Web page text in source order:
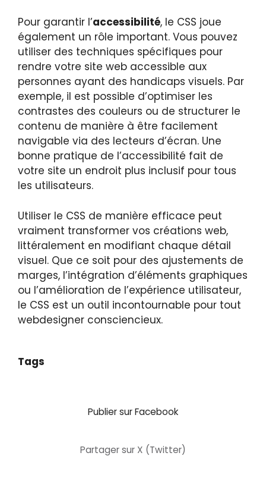
Pour garantir l’accessibilité, le CSS joue
également un rôle important. Vous pouvez
utiliser des techniques spécifiques pour
rendre votre site web accessible aux
personnes ayant des handicaps visuels. Par
exemple, il est possible d’optimiser les
contrastes des couleurs ou de structurer le
contenu de manière à être facilement
navigable via des lecteurs d’écran. Une
bonne pratique de l’accessibilité fait de
votre site un endroit plus inclusif pour tous
les utilisateurs.
Utiliser le CSS de manière efficace peut
vraiment transformer vos créations web,
littéralement en modifiant chaque détail
visuel. Que ce soit pour des ajustements de
marges, l’intégration d’éléments graphiques
ou l’amélioration de l’expérience utilisateur,
le CSS est un outil incontournable pour tout
webdesigner consciencieux.
Tags
Publier sur Facebook
Partager sur X (Twitter)